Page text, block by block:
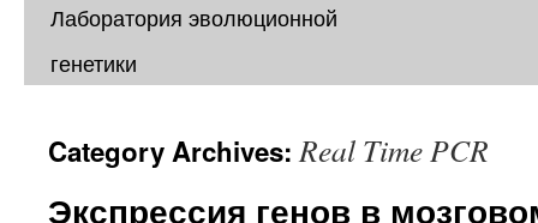
content
Лаборатория эволюционной
генетики
Category Archives:Real Time PCR
Экспрессия генов в